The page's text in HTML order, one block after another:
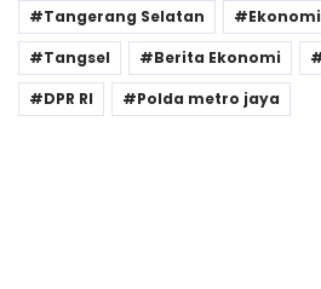
Tangerang Selatan
Ekonomi
Tangsel
Berita Ekonomi
DPR RI
Polda metro jaya